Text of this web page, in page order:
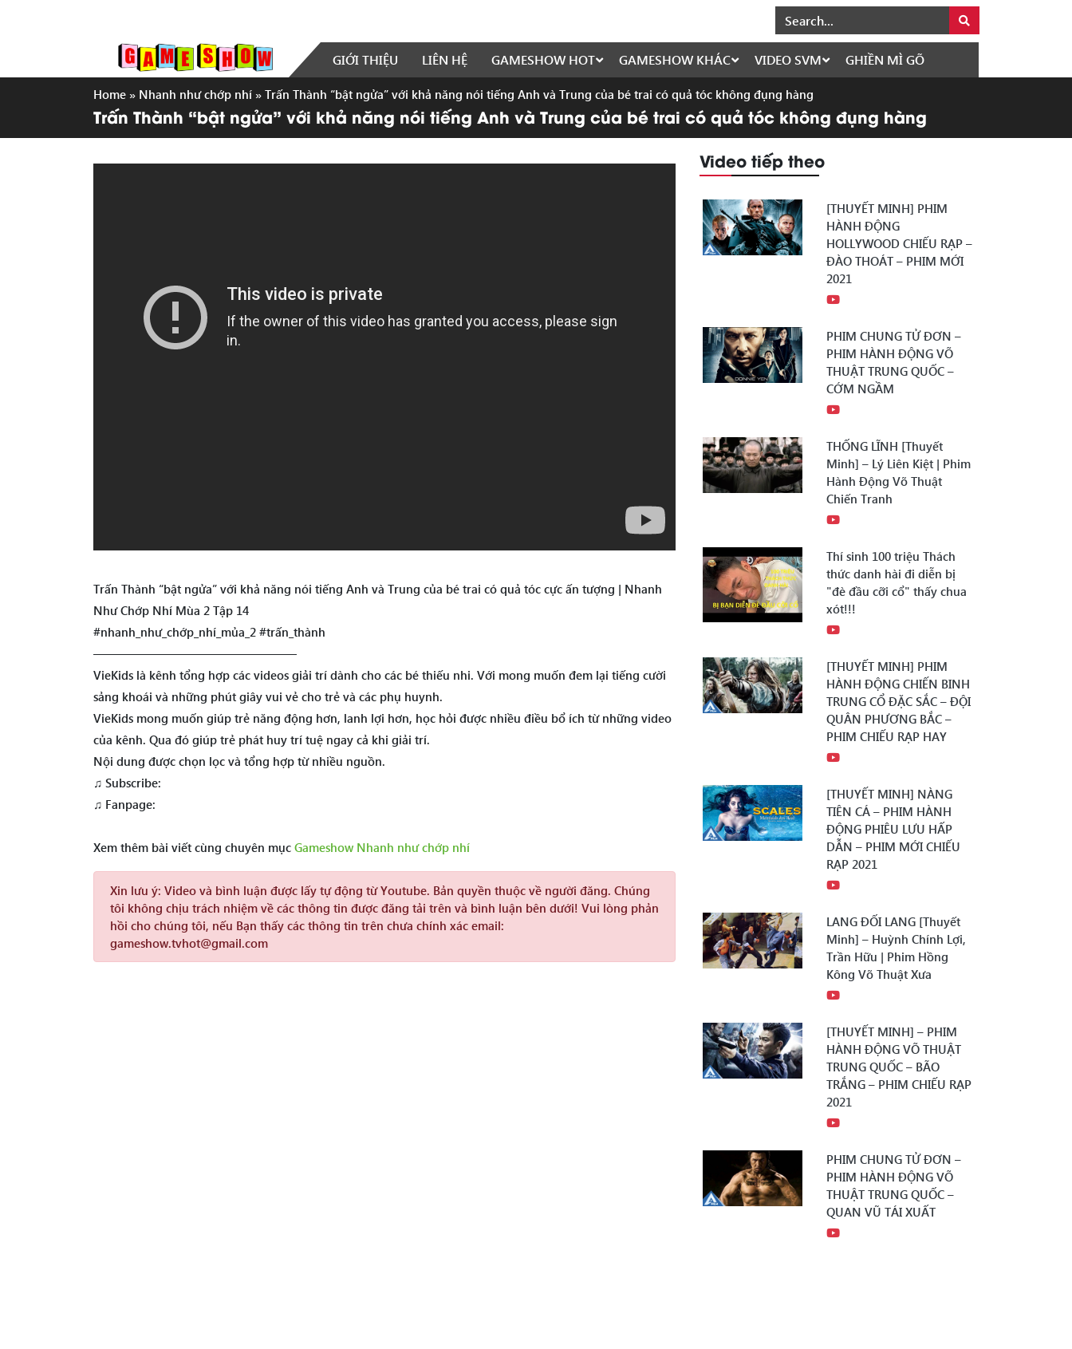
GIỚI THIỆU LIÊN HỆ GAMESHOW HOT GAMESHOW KHÁC VIDEO SVM GHIỀN MÌ GÕ
Home » Nhanh như chớp nhí » Trấn Thành “bật ngửa” với khả năng nói tiếng Anh và Trung của bé trai có quả tóc không đụng hàng
Trấn Thành “bật ngửa” với khả năng nói tiếng Anh và Trung của bé trai có quả tóc không đụng hàng
Trấn Thành “bật ngửa” với khả năng nói tiếng Anh và Trung của bé trai có quả tóc cực ấn tượng | Nhanh
Như Chớp Nhí Mùa 2 Tập 14
#nhanh_như_chớp_nhí_mủa_2 #trấn_thành
—————————————————
VieKids là kênh tổng hợp các videos giải trí dành cho các bé thiếu nhi. Với mong muốn đem lại tiếng cười
sảng khoái và những phút giây vui vẻ cho trẻ và các phụ huynh.
VieKids mong muốn giúp trẻ năng động hơn, lanh lợi hơn, học hỏi được nhiều điều bổ ích từ những video
của kênh. Qua đó giúp trẻ phát huy trí tuệ ngay cả khi giải trí.
Nội dung được chọn lọc và tổng hợp từ nhiều nguồn.
♫ Subscribe:
♫ Fanpage:
Xem thêm bài viết cùng chuyên mục Gameshow Nhanh như chớp nhí
Xin lưu ý: Video và bình luận được lấy tự động từ Youtube. Bản quyền thuộc về người đăng. Chúng
tôi không chịu trách nhiệm về các thông tin được đăng tải trên và bình luận bên dưới! Vui lòng phản
hồi cho chúng tôi, nếu Bạn thấy các thông tin trên chưa chính xác email:
gameshow.tvhot@gmail.com
Video tiếp theo
[THUYẾT MINH] PHIM
HÀNH ĐỘNG
HOLLYWOOD CHIẾU RẠP –
ĐÀO THOÁT – PHIM MỚI
2021
PHIM CHUNG TỬ ĐƠN –
PHIM HÀNH ĐỘNG VÕ
THUẬT TRUNG QUỐC –
CỚM NGẦM
THỐNG LĨNH [Thuyết
Minh] – Lý Liên Kiệt | Phim
Hành Động Võ Thuật
Chiến Tranh
Thí sinh 100 triệu Thách
thức danh hài đi diễn bị
"đè đầu cỡi cổ" thấy chua
xót!!!
[THUYẾT MINH] PHIM
HÀNH ĐỘNG CHIẾN BINH
TRUNG CỔ ĐẶC SẮC – ĐỘI
QUÂN PHƯƠNG BẮC –
PHIM CHIẾU RẠP HAY
[THUYẾT MINH] NÀNG
TIÊN CÁ – PHIM HÀNH
ĐỘNG PHIÊU LƯU HẤP
DẪN – PHIM MỚI CHIẾU
RẠP 2021
LANG ĐỐI LANG [Thuyết
Minh] – Huỳnh Chính Lợi,
Trần Hữu | Phim Hồng
Kông Võ Thuật Xưa
[THUYẾT MINH] – PHIM
HÀNH ĐỘNG VÕ THUẬT
TRUNG QUỐC – BÃO
TRẮNG – PHIM CHIẾU RẠP
2021
PHIM CHUNG TỬ ĐƠN –
PHIM HÀNH ĐỘNG VÕ
THUẬT TRUNG QUỐC –
QUAN VŨ TÁI XUẤT